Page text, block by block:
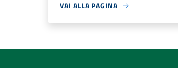
VAI ALLA PAGINA